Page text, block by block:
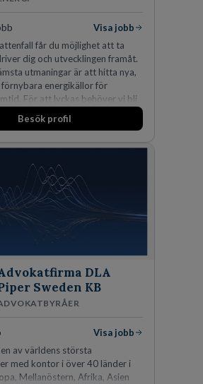
Visa jobb
får du möjlighet att ta
dig och utvecklingen framåt.
utmaningar är att hitta nya,
energikällor för
För att lyckas behöver vi bli
som vill göra skillnad.
Besök profil
DLA
Sweden KB
Visa jobb
av världens största
med kontor i över 40 länder i
Mellanöstern, Afrika, Asien